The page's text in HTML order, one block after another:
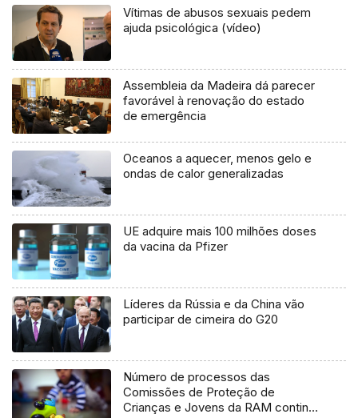
Vítimas de abusos sexuais pedem
ajuda psicológica (vídeo)
Assembleia da Madeira dá parecer
favorável à renovação do estado
de emergência
Oceanos a aquecer, menos gelo e
ondas de calor generalizadas
UE adquire mais 100 milhões doses
da vacina da Pfizer
Líderes da Rússia e da China vão
participar de cimeira do G20
Número de processos das
Comissões de Proteção de
Crianças e Jovens da RAM continua